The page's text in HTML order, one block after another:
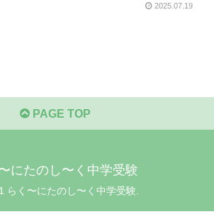
2025.07.19
PAGE TOP
にたのし〜く中学受験
らく〜にたのし〜く中学受験.